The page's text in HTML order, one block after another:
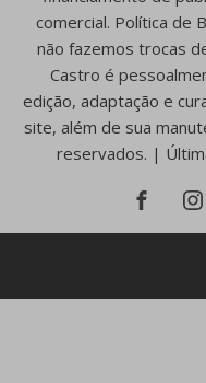
comercial. Política de
não fazemos trocas
Castro é
edição, adaptação e
site, além de sua
reservados. |